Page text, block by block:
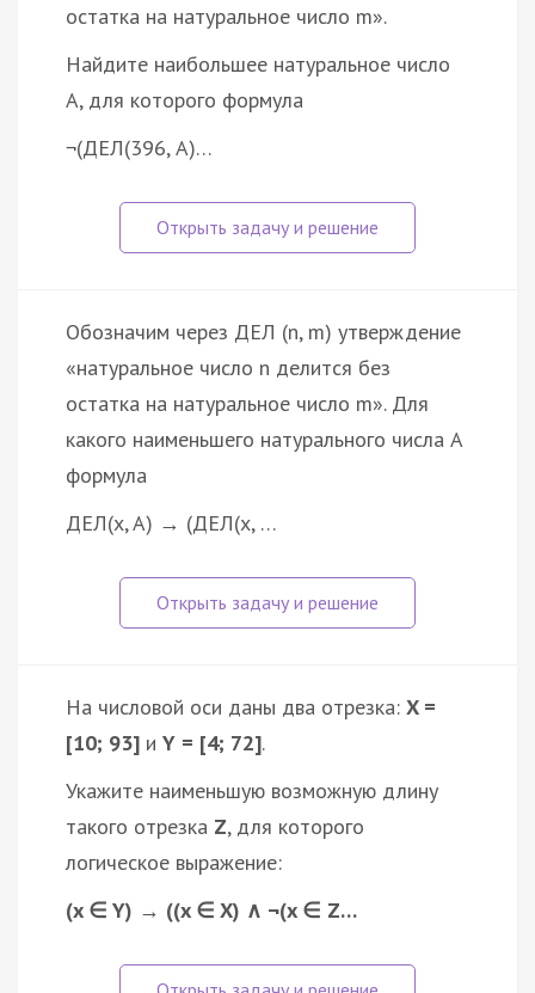
остатка на натуральное число m».
Найдите наибольшее натуральное число
A, для которого формула
¬(ДЕЛ(396, A)…
Обозначим через ДЕЛ (n, m) утверждение
«натуральное число n делится без
остатка на натуральное число m». Для
какого наименьшего натурального числа A
формула
ДЕЛ(x, A) → (ДЕЛ(x, …
На числовой оси даны два отрезка: X =
[10; 93] и Y = [4; 72].
Укажите наименьшую возможную длину
такого отрезка Z, для которого
логическое выражение:
(x ∈ Y) → ((x ∈ X) ∧ ¬(x ∈ Z…